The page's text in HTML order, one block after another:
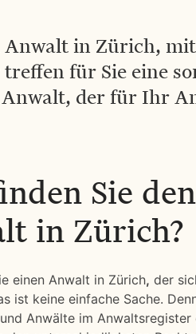
Anwalt in Zürich,
für Sie eine
der für Ihr
Sie
in Zürich?
einen Anwalt in Zürich, der
ist keine einfache Sache.
Anwälte im